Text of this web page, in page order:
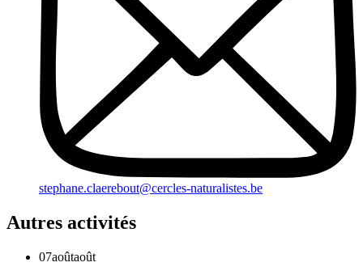
stephane.claerebout@cercles-naturalistes.be
Autres activités
07aoûtaoût